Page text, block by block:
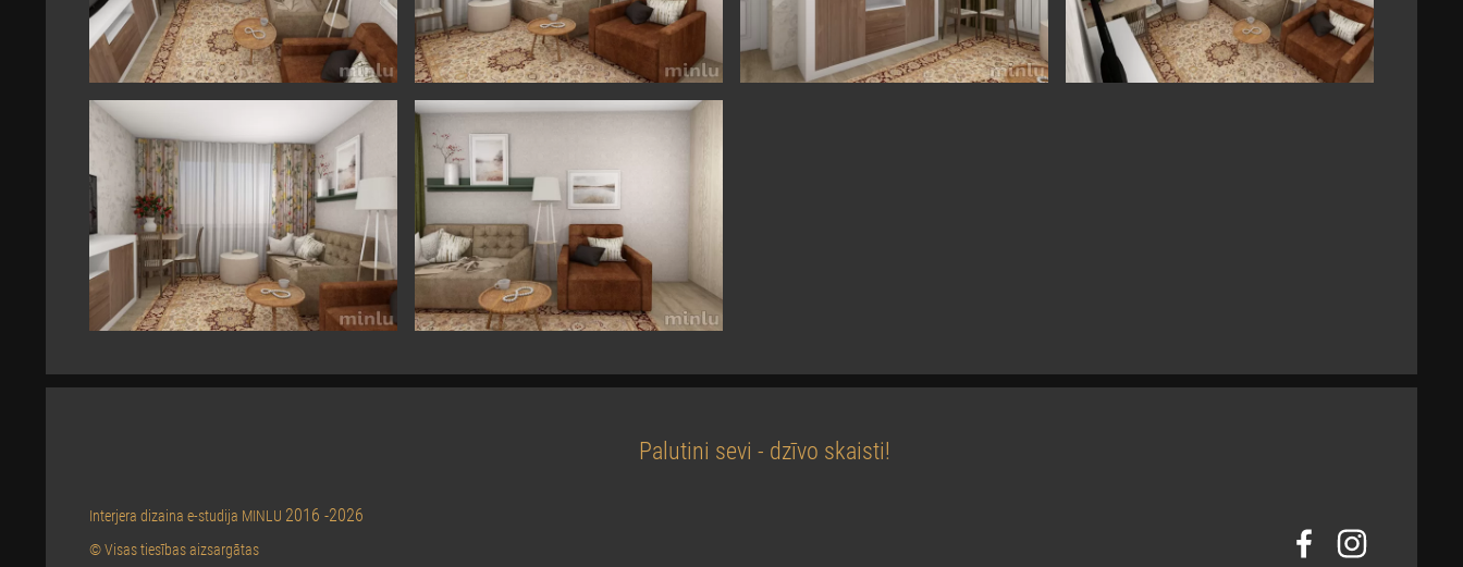
Palutini sevi - dzīvo skaisti!
Interjera dizaina e-studija MINLU 2016 -2026
© Visas tiesības aizsargātas